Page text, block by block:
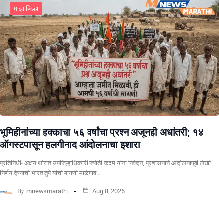
माझा जिल्हा
भूमिहीनांच्या हक्काचा ५६ वर्षांचा प्रश्न अजूनही अधांतरी; १४
ऑगस्टपासून हलगीनाद आंदोलनाचा इशारा
प्रतिनिधी- अक्षय थोरात उपजिल्हाधिकारी ज्योती कदम यांना निवेदन; प्रशासनाने आंदोलनापूर्वी लेखी
निर्णय देण्याची भारत तुपे यांची मागणी माळेगाव…
By mnewsmarathi Aug 8, 2026